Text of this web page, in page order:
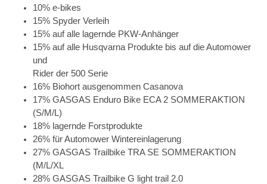
10% e-bikes
15% Spyder Verleih
15% auf alle lagernde PKW-Anhänger
15% auf alle Husqvarna Produkte bis auf die Automower
und
Rider der 500 Serie
16% Biohort ausgenommen Casanova
17% GASGAS Enduro Bike ECA 2 SOMMERAKTION
(S/M/L)
18% lagernde Forstprodukte
26% für Automower Wintereinlagerung
27% GASGAS Trailbike TRA SE SOMMERAKTION
(M/L/XL
28% GASGAS Trailbike G light trail 2.0